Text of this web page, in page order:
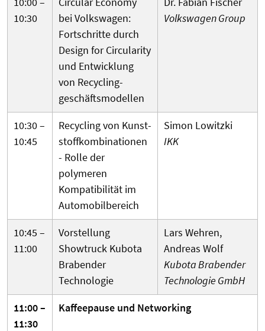
10:30
bei Volkswagen:
Fortschritte durch
Design for Circularity
und Entwicklung
von Recycling­
geschäfts­modellen
Volkswagen Group
10:30 –
10:45
Recycling von Kunst­
stoff­kombinationen
- Rolle der
polymeren
Kompatibilität im
Automobil­bereich
Simon Lowitzki
IKK
10:45 –
11:00
Vorstellung
Showtruck Kubota
Brabender
Technologie
Lars Wehren,
Andreas Wolf
Kubota Brabender
Technologie GmbH
11:00 –
11:30
Kaffeepause und Networking